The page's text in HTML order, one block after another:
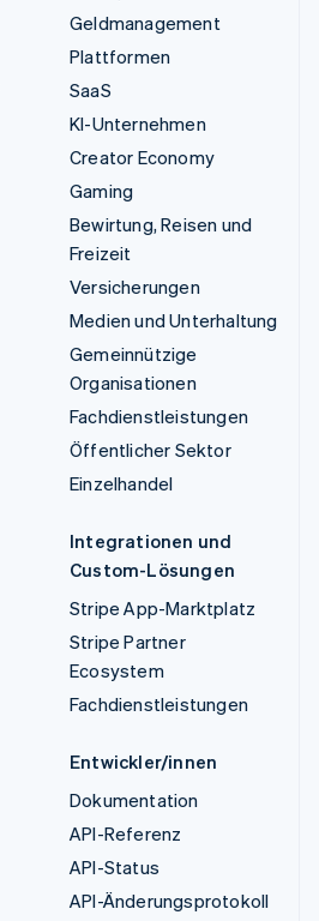
Geldmanagement
Plattformen
SaaS
KI-Unternehmen
Creator Economy
Gaming
Bewirtung, Reisen und
Freizeit
Versicherungen
Medien und Unterhaltung
Gemeinnützige
Organisationen
Fachdienstleistungen
Öffentlicher Sektor
Einzelhandel
Integrationen und
Custom-Lösungen
Stripe App-Marktplatz
Stripe Partner
Ecosystem
Fachdienstleistungen
Entwickler/innen
Dokumentation
API-Referenz
API-Status
API-Änderungsprotokoll